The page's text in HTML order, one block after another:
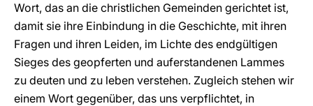
Wort, das an die christlichen Gemeinden gerichtet ist,
damit sie ihre Einbindung in die Geschichte, mit ihren
Fragen und ihren Leiden, im Lichte des endgültigen
Sieges des geopferten und auferstandenen Lammes
zu deuten und zu leben verstehen. Zugleich stehen wir
einem Wort gegenüber, das uns verpflichtet, in